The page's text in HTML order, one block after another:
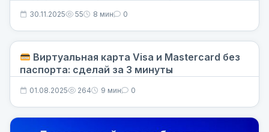
30.11.2025 55 8 мин 0
Виртуальная карта Visa и Mastercard без
паспорта: сделай за 3 минуты
01.08.2025 264 9 мин 0